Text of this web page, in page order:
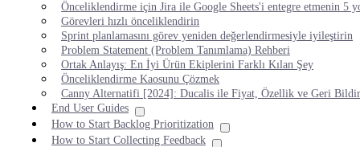
Önceliklendirme için Jira ile Google Sheets'i entegre etmenin 5
Görevleri hızlı önceliklendirin
Sprint planlamasını görev yeniden değerlendirmesiyle iyileştirin
Problem Statement (Problem Tanımlama) Rehberi
Ortak Anlayış: En İyi Ürün Ekiplerini Farklı Kılan Şey
Önceliklendirme Kaosunu Çözmek
Canny Alternatifi [2024]: Ducalis ile Fiyat, Özellik ve Geri
End User Guides
How to Start Backlog Prioritization
How to Start Collecting Feedback